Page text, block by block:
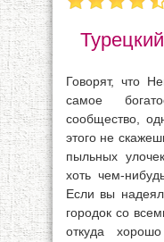
Говорят, что
самое
сообщество,
этого не
пыльных
хоть чем-
Если вы
городок со
откуда